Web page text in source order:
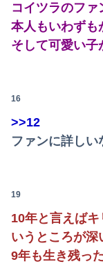
コイツラのフ
本人もいわずも
そして可愛い子
16
>>12
ファンに詳しい
19
10年と言えば
いうところが深
9年も生き残っ